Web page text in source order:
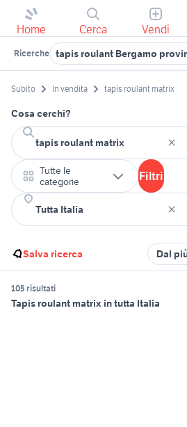
Home Cerca Vendi
Ricerche tapis roulant Bergamo
Subito In vendita tapis roulant matrix
Cosa cerchi?
Tutte le
categorie
Filtri
Salva ricerca Dal
105 risultati
Tapis roulant matrix in tutta Italia